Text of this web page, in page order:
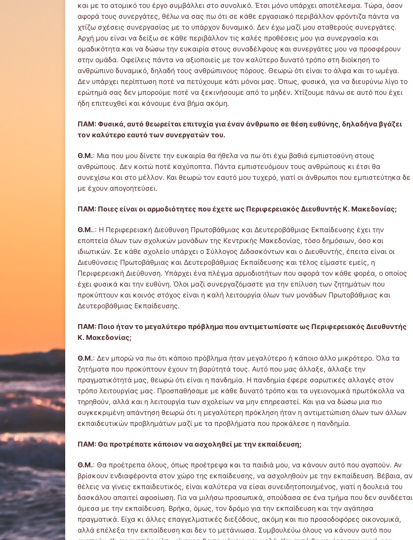
και με το ατομικό του έργο συμβάλλει στο συνολικό. Έτσι μόνο υπάρχει αποτέλεσμα. Τώρα, όσον
αφορά τους συνεργάτες, θέλω να σας πω ότι σε κάθε εργασιακό περιβάλλον φρόντιζα πάντα να
χτίζω σχέσεις συνεργασίας με το υπάρχον δυναμικό. Δεν έχω μαζί μου σταθερούς συνεργάτες.
Αρχή μου είναι να δείξω σε κάθε περιβάλλον τις καλές προθέσεις μου για συνεργασία και
ομαδικότητα και να δώσω την ευκαιρία στους συναδέλφους και συνεργάτες μου να προσφέρουν
στην ομάδα. Οφείλεις πάντα να αξιοποιείς με τον καλύτερο δυνατό τρόπο στη διοίκηση το
ανθρώπινο δυναμικό, δηλαδή τους ανθρώπινους πόρους. Θεωρώ ότι είναι το άλφα και το ωμέγα.
Δεν υπάρχει περίπτωση ποτέ να πετύχουμε κάτι μόνοι μας. Όπως, φυσικά, για να διευρύνω λίγο το
ερώτημά σας δεν μπορούμε ποτέ να ξεκινήσουμε από το μηδέν. Χτίζουμε πάνω σε αυτό που έχει
ήδη επιτευχθεί και κάνουμε ένα βήμα ακόμη.
ΠΑΜ: Φυσικά, αυτό θεωρείται επιτυχία για έναν άνθρωπο σε θέση ευθύνης, δηλαδήνα βγάζει
τον καλύτερο εαυτό των συνεργατών του.
Θ.Μ.: Μια που μου δίνετε την ευκαιρία θα ήθελα να πω ότι έχω βαθιά εμπιστοσύνη στους
ανθρώπους. Δεν κοιτώ ποτέ καχύποπτα. Πάντα εμπιστευόμουν τους ανθρώπους κι έτσι θα
συνεχίσω και στο μέλλον. Και θεωρώ τον εαυτό μου τυχερό, γιατί οι άνθρωποι που εμπιστεύτηκα δε
με έχουν απογοητεύσει.
ΠΑΜ: Ποιες είναι οι αρμοδιότητες που έχετε ως Περιφερειακός Διευθυντής Κ. Μακεδονίας;
Θ.Μ..: Η Περιφερειακή Διεύθυνση Πρωτοβάθμιας και Δευτεροβάθμιας Εκπαίδευσης έχει την
εποπτεία όλων των σχολικών μονάδων της Κεντρικής Μακεδονίας, τόσο δημόσιων, όσο και
ιδιωτικών. Σε κάθε σχολείο υπάρχει ο Σύλλογος Διδασκόντων και ο Διευθυντής, έπειτα είναι οι
Διευθύνσεις Πρωτοβάθμιας και Δευτεροβάθμιας Εκπαίδευσης και τέλος είμαστε εμείς, η
Περιφερειακή Διεύθυνση. Υπάρχει ένα πλέγμα αρμοδιοτήτων που αφορά τον κάθε φορέα, ο οποίος
έχει φυσικά και την ευθύνη. Όλοι μαζί συνεργαζόμαστε για την επίλυση των ζητημάτων που
προκύπτουν και κοινός στόχος είναι η καλή λειτουργία όλων των μονάδων Πρωτοβάθμιας και
Δευτεροβάθμιας Εκπαίδευσης.
ΠΑΜ: Ποιο ήταν το μεγαλύτερο πρόβλημα που αντιμετωπίσατε ως Περιφερειακός Διευθυντής
Κ. Μακεδονίας;
Θ.Μ.: Δεν μπορώ να πω ότι κάποιο πρόβλημα ήταν μεγαλύτερο ή κάποιο άλλο μικρότερο. Όλα τα
ζητήματα που προκύπτουν έχουν τη βαρύτητά τους. Αυτό που μας άλλαξε, άλλαξε την
πραγματικότητά μας, θεωρώ ότι είναι η πανδημία. Η πανδημία έφερε σαρωτικές αλλαγές στον
τρόπο λειτουργίας μας. Προσπαθήσαμε με κάθε δυνατό τρόπο και τα υγειονομικά πρωτόκολλα να
τηρηθούν, αλλά και η λειτουργία των σχολείων να μην επηρεαστεί. Και για να δώσω μια πιο
συγκεκριμένη απάντηση θεωρώ ότι η μεγαλύτερη πρόκληση ήταν η αντιμετώπιση όλων των άλλων
εκπαιδευτικών προβλημάτων μαζί με τα προβλήματα που προκάλεσε η πανδημία.
ΠΑΜ: Θα προτρέπατε κάποιον να ασχοληθεί με την εκπαίδευση;
Θ.Μ.: Θα προέτρεπα όλους, όπως προέτρεψα και τα παιδιά μου, να κάνουν αυτό που αγαπούν. Αν
βρίσκουν ενδιαφέροντα στον χώρο της εκπαίδευσης, να ασχοληθούν με την εκπαίδευση. Βέβαια, αν
θέλεις να γίνεις εκπαιδευτικός, είναι καλύτερα να είσαι συνειδητοποιημένος, γιατί η δουλειά του
δασκάλου απαιτεί αφοσίωση. Για να μιλήσω προσωπικά, σπούδασα σε ένα τμήμα που δεν συνδέεται
άμεσα με την εκπαίδευση. Βρήκα, όμως, τον δρόμο για την εκπαίδευση και την αγάπησα
πραγματικά. Είχα κι άλλες επαγγελματικές διεξόδους, ακόμη και πιο προσοδοφόρες οικονομικά,
αλλά επέλεξα την εκπαίδευση και δεν το μετάνιωσα. Συμβουλεύω όλους να κάνουν αυτό που